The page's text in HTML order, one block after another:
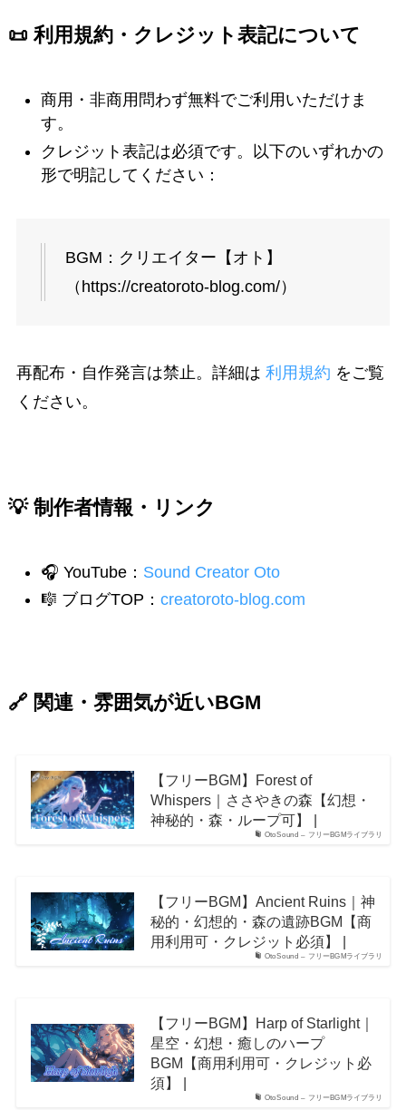
📜 利用規約・クレジット表記について
商用・非商用問わず無料でご利用いただけま
す。
クレジット表記は必須です。以下のいずれかの
形で明記してください：
BGM：クリエイター【オト】
（https://creatoroto-blog.com/）
再配布・自作発言は禁止。詳細は 利用規約 をご覧
ください。
💡 制作者情報・リンク
🎧 YouTube： Sound Creator Oto
🎼 ブログTOP： creatoroto-blog.com
🔗 関連・雰囲気が近いBGM
OtoSound – フリーBGMライブラリ
【フリーBGM】Forest of
Whispers｜ささやきの森【幻想・
神秘的・森・ループ可】 |
OtoSound – フリーBGMライブラリ
【フリーBGM】Ancient Ruins｜神
秘的・幻想的・森の遺跡BGM【商
用利用可・クレジット必須】 |
OtoSound – フリーBGMライブラリ
【フリーBGM】Harp of Starlight｜
星空・幻想・癒しのハープ
BGM【商用利用可・クレジット必
須】 |